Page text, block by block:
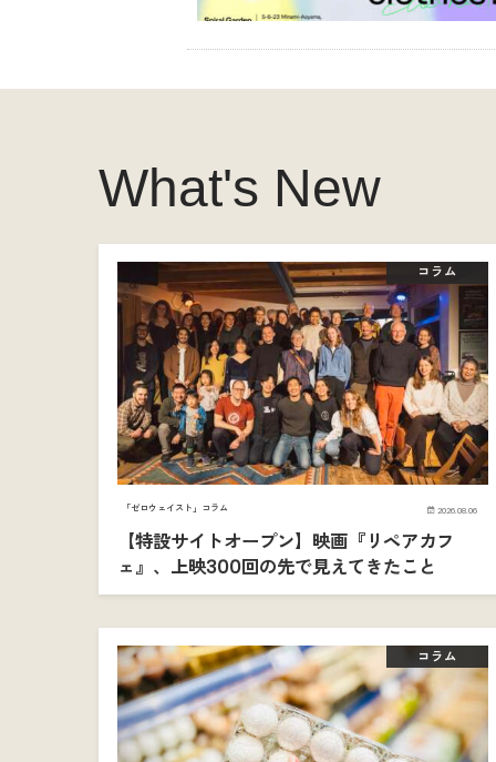
What's New
コラム
「ゼロウェイスト」コラム 2026.08.06
【特設サイトオープン】映画『リペアカフ
ェ』、上映300回の先で見えてきたこと
コラム